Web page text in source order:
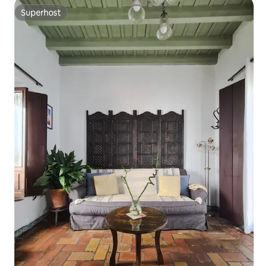
Superhost
Superhost